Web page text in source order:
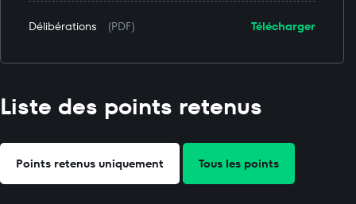
Télécharger
Délibérations (PDF)
Liste des points retenus
Points retenus uniquement Tous les points